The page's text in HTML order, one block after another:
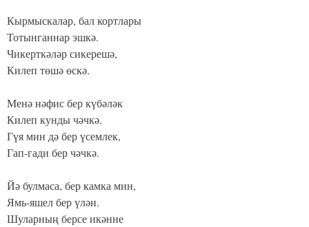
Кырмыскалар, бал кортлары
Тотынганнар эшкә.
Чикерткәләр сикерешә,
Килеп төшә өскә.
Менә нәфис бер күбәләк
Килеп кунды чәчкә.
Гүя мин дә бер үсемлек,
Гап-гади бер чәчкә.
Йә булмаса, бер камка мин,
Ямь-яшел бер үлән.
Шуларның берсе икәнне